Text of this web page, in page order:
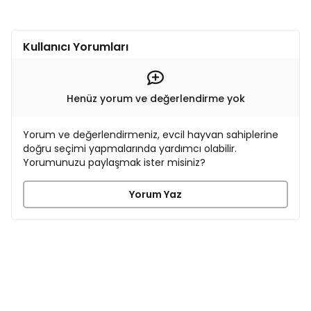
Kullanıcı Yorumları
Henüz yorum ve değerlendirme yok
Yorum ve değerlendirmeniz, evcil hayvan sahiplerine
doğru seçimi yapmalarında yardımcı olabilir.
Yorumunuzu paylaşmak ister misiniz?
Yorum Yaz